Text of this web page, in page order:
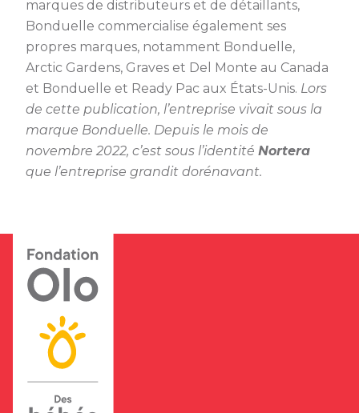
marques de distributeurs et de détaillants,
Bonduelle commercialise également ses
propres marques, notamment Bonduelle,
Arctic Gardens, Graves et Del Monte au Canada
et Bonduelle et Ready Pac aux États-Unis. Lors
de cette publication, l’entreprise vivait sous la
marque Bonduelle. Depuis le mois de
novembre 2022, c’est sous l’identité Nortera
que l’entreprise grandit dorénavant.